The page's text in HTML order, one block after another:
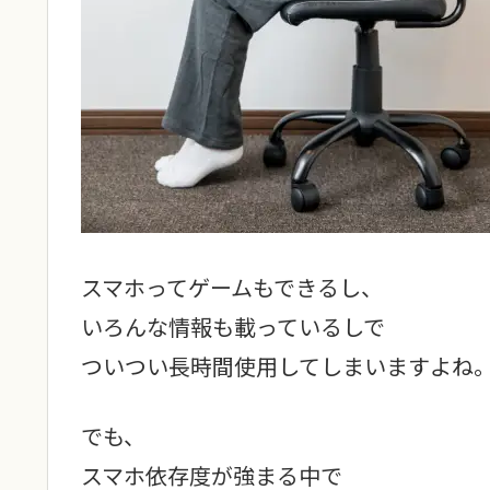
スマホってゲームもできるし、
いろんな情報も載っているしで
ついつい長時間使用してしまいますよね
でも、
スマホ依存度が強まる中で